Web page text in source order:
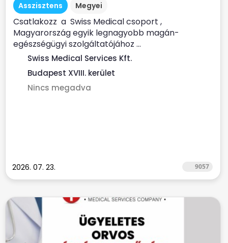
Asszisztens Megyei
Csatlakozz a Swiss Medical csoport ,
Magyarország egyik legnagyobb magán-
egészségügyi szolgáltatójához ...
Swiss Medical Services Kft.
Budapest XVIII. kerület
Nincs megadva
2026. 07. 23. 9057